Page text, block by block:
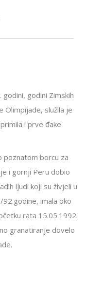
godini Zimskih
Olimpijade, služila je
i prve đake
poznatom borcu za
i gornji Peru dobio
ljudi koji su živjeli u
imala oko
rata 15.05.1992.
granatiranje dovelo